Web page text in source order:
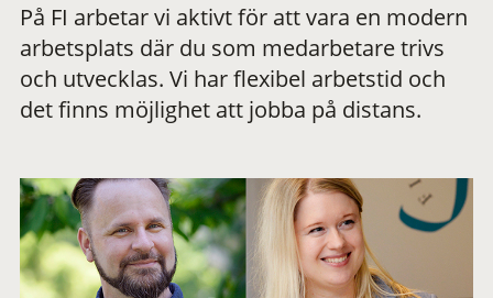
meningsfull och
flexibel
På FI arbetar vi aktivt för att vara en modern
arbetsplats där du som medarbetare trivs
och utvecklas. Vi har flexibel arbetstid och
det finns möjlighet att jobba på distans.